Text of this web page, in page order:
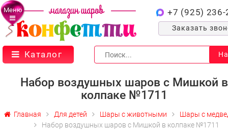
Меню +7 (925) 236-
Заказать
Каталог
Набор воздушных шаров с Мишкой в
колпаке №1711
Главная Для детей Шары с животными
Шары с
Набор воздушных шаров с Мишкой в колпаке №1711